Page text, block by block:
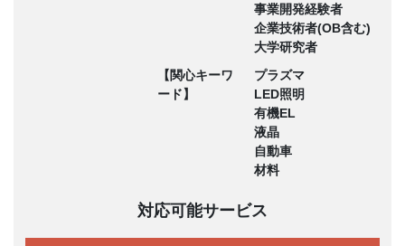
事業開発経験者
企業技術者(OB含む)
大学研究者
【関心キーワ
ード】
プラズマ
LED照明
有機EL
液晶
自動車
材料
対応可能サービス